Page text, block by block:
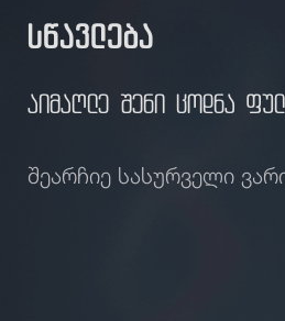
სწავლება
აიმაღლე შენი ცოდნა
შეარჩიე სასურველი